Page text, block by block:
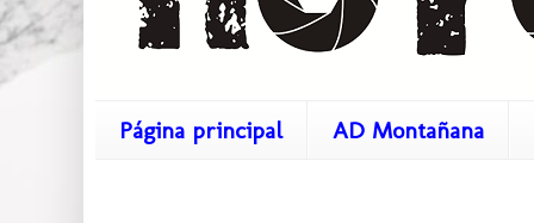
Página principal AD Montañana